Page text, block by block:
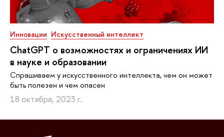
Инновации Искусственный интеллект
ChatGPT о возможностях и ограничениях ИИ
в науке и образовании
Спрашиваем у искусственного интеллекта, чем он может
быть полезен и чем опасен
18 октября, 2023 г.